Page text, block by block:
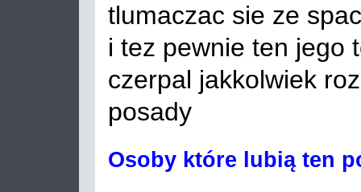
tlumaczac sie ze
i tez pewnie ten jego
czerpal jakkolwiek
posady
Osoby które lubią ten